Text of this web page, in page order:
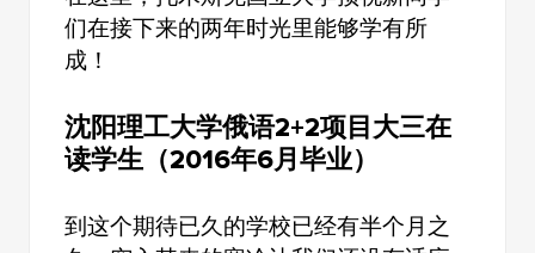
们在接下来的两年时光里能够学有所
成！
沈阳理工大学俄语2+2项目大三在
读学生（2016年6月毕业）
到这个期待已久的学校已经有半个月之